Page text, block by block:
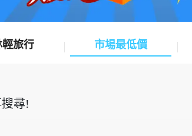
輕旅行 市場最低價
尋!